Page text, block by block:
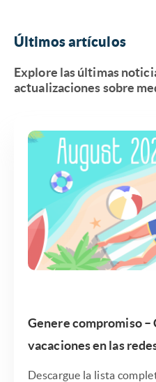
Últimos artículos
Explore las últimas
actualizaciones sobre
Genere compromiso –
vacaciones en las
Descargue la lista